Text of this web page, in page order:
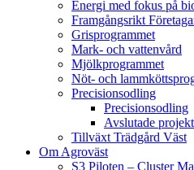
Energi med fokus på
Framgångsrikt
Grisprogrammet
Mark- och vattenvård
Mjölkprogrammet
Nöt- och
Precisionsodling
Precisionsodling
Avslutade
Tillväxt Trädgård Väst
Om Agroväst
S3 Piloten – Cluster